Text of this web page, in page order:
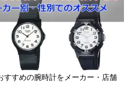
すすめの腕時計をメーカー・店舗